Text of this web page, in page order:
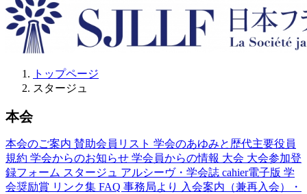
トップページ
スタージュ
本会
本会のご案内 賛助会員リスト 学会のあゆみと歴代主要役員
規約 学会からのお知らせ 学会員からの情報 大会 大会参加登
録フォーム スタージュ アルシーヴ・学会誌 cahier電子版 学
会奨励賞 リンク集 FAQ 事務局より
入会案内（兼再入会）・